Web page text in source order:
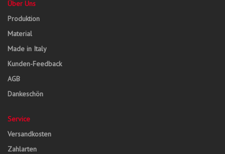
Über Uns
Produktion
Material
Made in Italy
Kunden-Feedback
AGB
Dankeschön
Service
Versandkosten
Zahlarten